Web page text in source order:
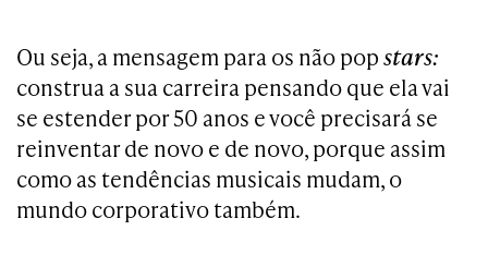
Ou seja, a mensagem para os não popstars:
construa a sua carreira pensando que ela vai
se estender por 50 anos e você precisará se
reinventar de novo e de novo, porque assim
como as tendências musicais mudam, o
mundo corporativo também.